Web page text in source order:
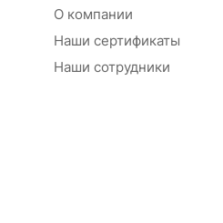
О компании
Наши сертификаты
Наши сотрудники